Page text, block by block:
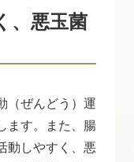
、悪玉菌
（ぜんどう）運
ます。また、腸
動しやすく、悪